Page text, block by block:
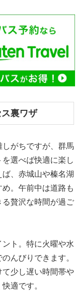
裏ワザ
がちですが、群馬
選べば快適に楽し
、赤城山や榛名湖
。午前中は道路も
贅沢な時間が過ご
ト。特に火曜や水
んびりできます。
少し遅い時間帯や
適です。